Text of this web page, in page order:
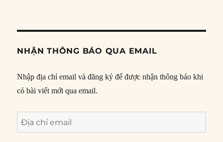
NHẬN THÔNG BÁO QUA EMAIL
Nhập địa chỉ email và đăng ký để được nhận thông báo khi
có bài viết mới qua email.
Địa
chỉ